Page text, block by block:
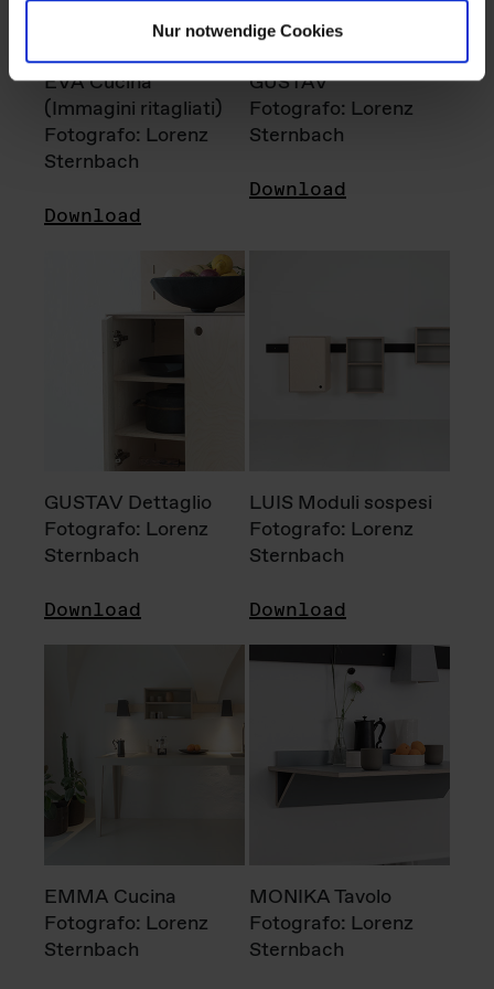
Nur notwendige Cookies
EVA Cucina
(Immagini ritagliati)
Fotografo: Lorenz
Sternbach
Download
GUSTAV
Fotografo: Lorenz
Sternbach
Download
GUSTAV Dettaglio
Fotografo: Lorenz
Sternbach
Download
LUIS Moduli sospesi
Fotografo: Lorenz
Sternbach
Download
EMMA Cucina
Fotografo: Lorenz
Sternbach
MONIKA Tavolo
Fotografo: Lorenz
Sternbach